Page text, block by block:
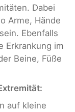
Dabei
Arme, Hände
Ebenfalls
Erkrankung im
Beine, Füße
auf kleine